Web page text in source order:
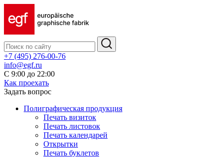
+7 (495) 276-00-76
info@egf.ru
С 9:00 до 22:00
Как проехать
Задать вопрос
Полиграфическая продукция
Печать визиток
Печать листовок
Печать календарей
Открытки
Печать буклетов